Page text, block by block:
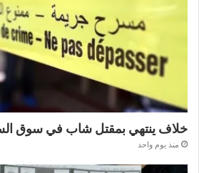
خلاف ينتهي بمقتل شاب في سوق
منذ يوم واحد